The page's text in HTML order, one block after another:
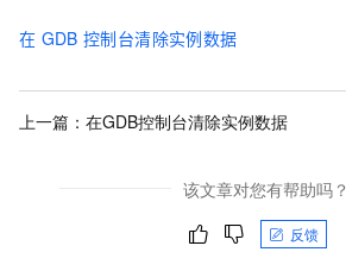
在 GDB 控制台清除实例数据
上一篇： 在GDB控制台清除实例数据
该文章对您有帮助吗？
反馈